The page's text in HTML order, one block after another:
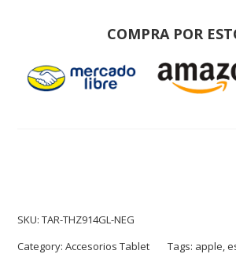
COMPRA POR
SKU:TAR-THZ914GL-NEG
Category:Accesorios Tablet Tags: apple,